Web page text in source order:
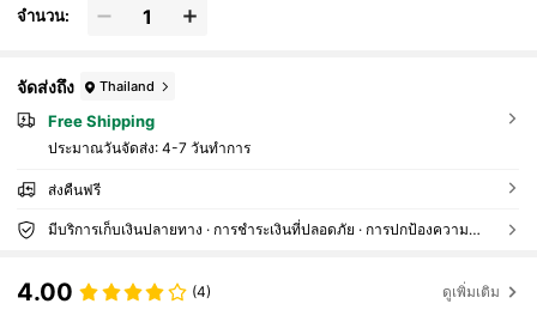
จำนวน:
จัดส่งถึง Thailand
Free Shipping
ประมาณวันจัดส่ง: 4-7 วันทำการ
ส่งคืนฟรี
มีบริการเก็บเงินปลายทาง · การชำระเงินที่ปลอดภัย · การปกป้องความเป็นส่วนตัว
4.00 (4) ดูเพิ่มเติม